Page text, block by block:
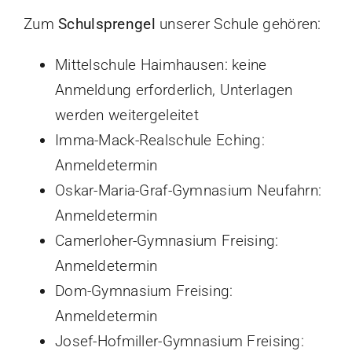
ZumSchulsprengel unserer Schule gehören:
Mittelschule Haimhausen: keine
Anmeldung erforderlich, Unterlagen
werden weitergeleitet
Imma-Mack-Realschule Eching:
Anmeldetermin
Oskar-Maria-Graf-Gymnasium Neufahrn:
Anmeldetermin
Camerloher-Gymnasium Freising:
Anmeldetermin
Dom-Gymnasium Freising:
Anmeldetermin
Josef-Hofmiller-Gymnasium Freising: